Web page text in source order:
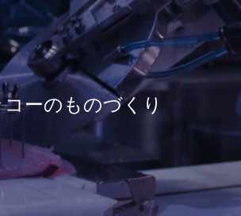
ーのものづくり